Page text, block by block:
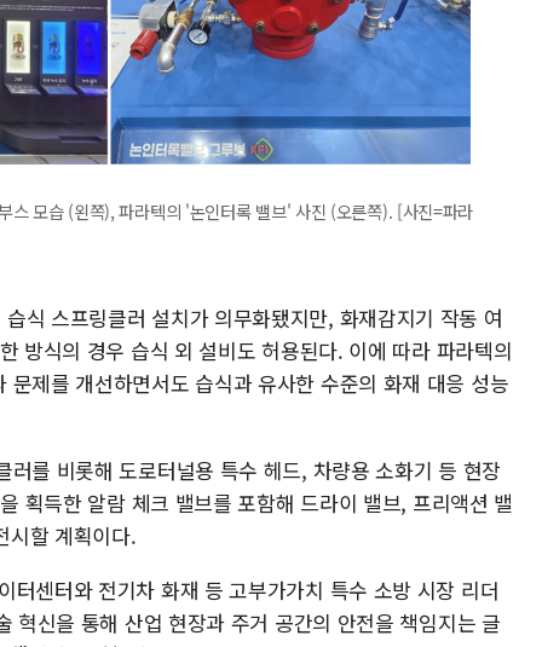
모습 (왼쪽), 파라텍의 '논인터록 밸브' 사진 (오른쪽). [사진=파라
식 스프링클러 설치가 의무화됐지만, 화재감지기 작동 여
방식의 경우 습식 외 설비도 허용된다. 이에 따라 파라텍의
제를 개선하면서도 습식과 유사한 수준의 화재 대응 성능
를 비롯해 도로터널용 특수 헤드, 차량용 소화기 등 현장
획득한 알람 체크 밸브를 포함해 드라이 밸브, 프리액션 밸
시할 계획이다.
센터와 전기차 화재 등 고부가가치 특수 소방 시장 리더
혁신을 통해 산업 현장과 주거 공간의 안전을 책임지는 글